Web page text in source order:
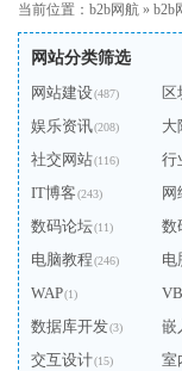
当前位置： b2b网航 » b2b
网站分类筛选
网站建设(487) 区
娱乐资讯(208) 大
社交网站(116) 行
IT博客(243) 网
数码论坛(11) 数
电脑教程(246) 电
WAP(1) VB
数据库开发(3) 嵌
交互设计(15) 室